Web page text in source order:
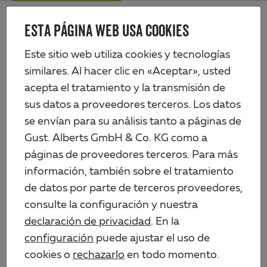
ESTA PÁGINA WEB USA COOKIES
Este sitio web utiliza cookies y tecnologías
similares. Al hacer clic en «Aceptar», usted
acepta el tratamiento y la transmisión de
sus datos a proveedores terceros. Los datos
se envían para su análisis tanto a páginas de
Gust. Alberts GmbH & Co. KG como a
páginas de proveedores terceros. Para más
información, también sobre el tratamiento
de datos por parte de terceros proveedores,
consulte la configuración y nuestra
declaración de privacidad. En la
configuración puede ajustar el uso de
cookies o rechazarlo en todo momento.
Skip
content
Alberts
Productos
Tecnología de vallas
Paneles de rejilla de varilla doble y puertas
Poste de cercado incl. lengüeta de sujeción, distancia entre perforaciones